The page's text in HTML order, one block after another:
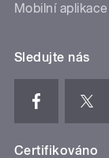
Mobilní aplikace
Sledujte nás
Certifikováno